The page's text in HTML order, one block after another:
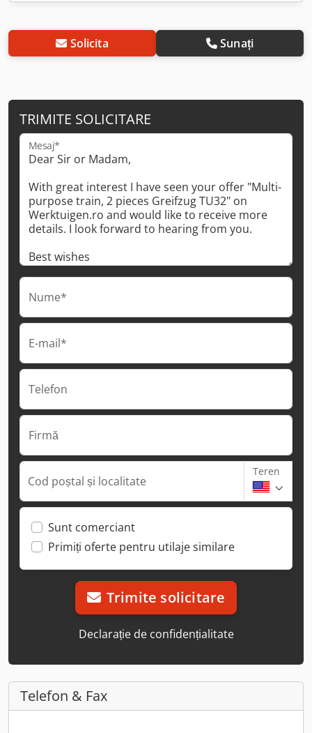
Solicita Sunați
TRIMITE SOLICITARE
Mesaj*
Nume*
E-mail*
Telefon
Firmă
Cod poștal și localitate
Teren
Sunt comerciant
Primiți oferte pentru utilaje similare
Trimite solicitare
Declarație de confidențialitate
Telefon & Fax